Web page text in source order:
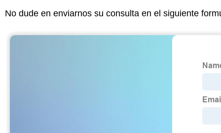
No dude en enviarnos su consulta en el siguiente